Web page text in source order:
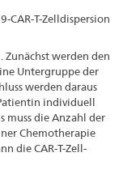
CAR-T-Zelldispersion
werden den
Untergruppe der
werden daraus
individuell
muss die Anzahl der
Chemotherapie
die CAR-T-Zell-